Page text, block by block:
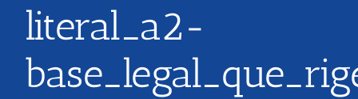
VIALMIN
PRODUCTOS
literal_a2-